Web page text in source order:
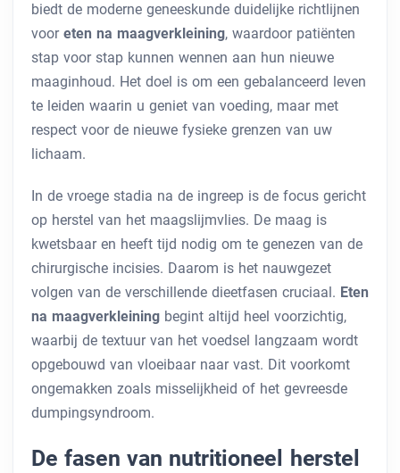
biedt de moderne geneeskunde duidelijke richtlijnen
voor eten na maagverkleining, waardoor patiënten
stap voor stap kunnen wennen aan hun nieuwe
maaginhoud. Het doel is om een gebalanceerd leven
te leiden waarin u geniet van voeding, maar met
respect voor de nieuwe fysieke grenzen van uw
lichaam.
In de vroege stadia na de ingreep is de focus gericht
op herstel van het maagslijmvlies. De maag is
kwetsbaar en heeft tijd nodig om te genezen van de
chirurgische incisies. Daarom is het nauwgezet
volgen van de verschillende dieetfasen cruciaal. Eten
na maagverkleining begint altijd heel voorzichtig,
waarbij de textuur van het voedsel langzaam wordt
opgebouwd van vloeibaar naar vast. Dit voorkomt
ongemakken zoals misselijkheid of het gevreesde
dumpingsyndroom.
De fasen van nutritioneel herstel